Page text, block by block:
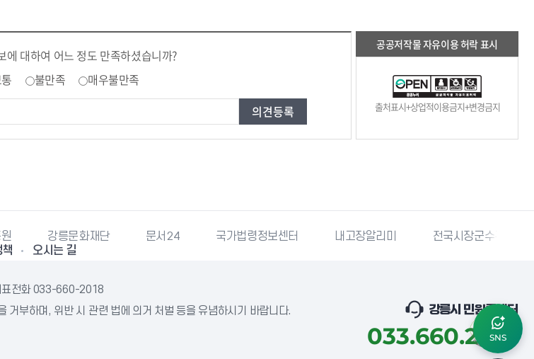
에 대하여 어느 정도 만족하셨습니까?
불만족 매우불만족
공공저작물 자유이용 허락 표시
출처표시+상업적이용금지+변경금지
강릉문화재단 문서24 국가법령정보센터 내고장알리미
전국시장군수구청장
책 오시는 길
표전화 033-660-2018
거부하며, 위반 시 관련 법에 의거 처벌 등을 유념하시기 바랍니다.
강릉시 민원콜센터
033.660.2018
SNS